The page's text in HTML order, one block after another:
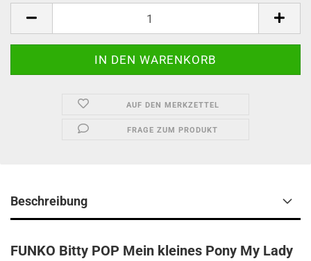
AUF DEN MERKZETTEL
FRAGE ZUM PRODUKT
Beschreibung
FUNKO Bitty POP Mein kleines Pony My Lady